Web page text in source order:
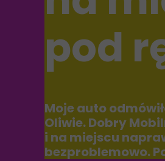
pod
Moje auto
Oliwie. Dobry
i na miejscu
bezproblemowo.